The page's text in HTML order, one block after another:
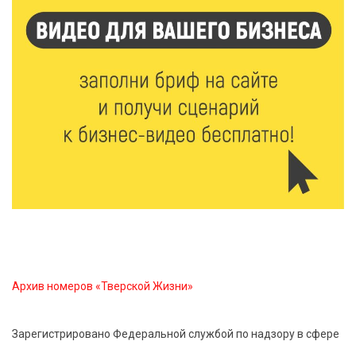
5 Авг 2026 15:56 490
Виталий Королев дал старт новым туристическим
5 Авг 2026 15:32 380
В Калининском округе отметят День
5 Авг 2026 15:02 369
«Гришкино» готовят масштабный праздник
Архив номеров «Тверской Жизни»
Зарегистрировано Федеральной службой по надзору в сфере